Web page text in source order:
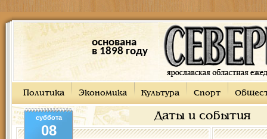
основана
в 1898 году
Политика Экономика Культура Спорт
Даты и события
суббота
08